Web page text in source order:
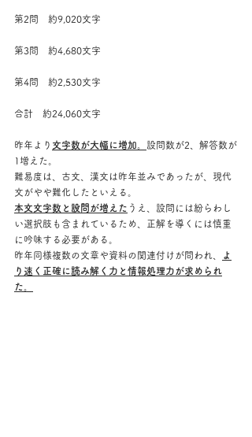
第2問　約9,020文字
第3問　約4,680文字
第4問　約2,530文字
合計　約24,060文字
昨年より 文字数が大幅に増加。 設問数が2、解答数が
1増えた。
難易度は、古文、漢文は昨年並みであったが、現代
文がやや難化したといえる。
本文文字数と設問が増えた うえ、設問には紛らわし
い選択肢も含まれているため、正解を導くには慎重
に吟味する必要がある。
昨年同様複数の文章や資料の関連付けが問われ、
よ
り速く正確に読み解く力と情報処理力が求められ
た。